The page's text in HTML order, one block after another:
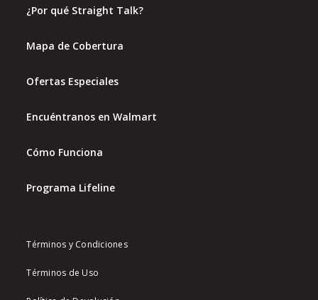
¿Por qué Straight Talk?
Mapa de Cobertura
Ofertas Especiales
Encuéntranos en Walmart
Cómo Funciona
Programa Lifeline
Términos y Condiciones
Términos de Uso